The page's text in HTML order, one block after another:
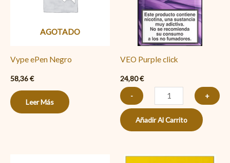
AGOTADO
Vype ePen Negro
58,36€
Leer Más
VEO Purple click
24,80€
-
+
Añadir Al Carrito